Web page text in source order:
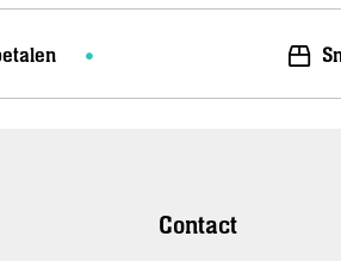
Contact